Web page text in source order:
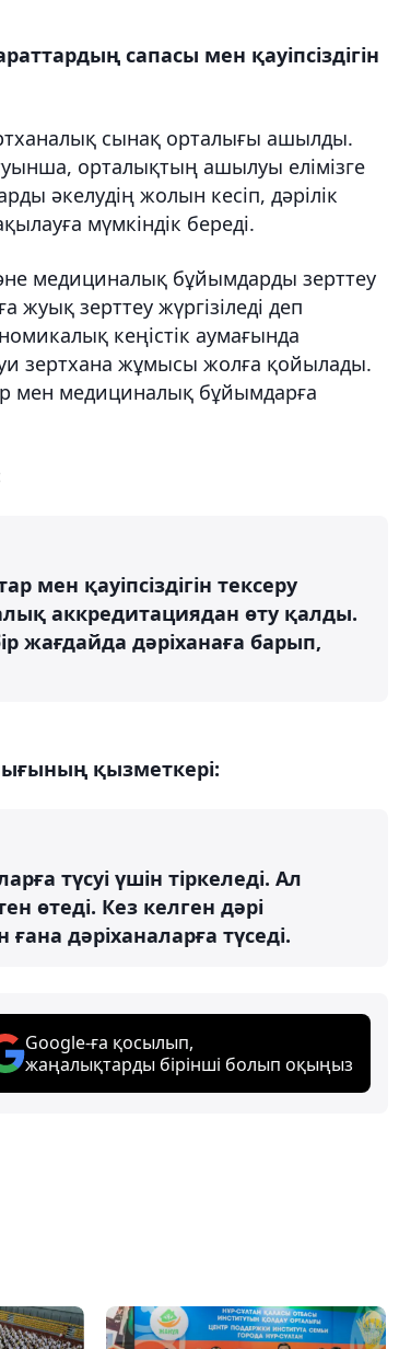
сапасы мен қауіпсіздігін
сынақ орталығы ашылды.
орталықтың ашылуы елімізге
әкелудің жолын кесіп, дәрілік
мүмкіндік береді.
медициналық бұйымдарды зерттеу
зерттеу жүргізіледі деп
кеңістік аумағында
зертхана жұмысы жолға қойылады.
мен медициналық бұйымдарға
мен қауіпсіздігін тексеру
аккредитациядан өту қалды.
жағдайда дәріханаға барып,
қызметкері:
түсуі үшін тіркеледі. Ал
өтеді. Кез келген дәрі
дәріханаларға түседі.
Google-ға қосылып,
жаңалықтарды бірінші болып оқыңыз